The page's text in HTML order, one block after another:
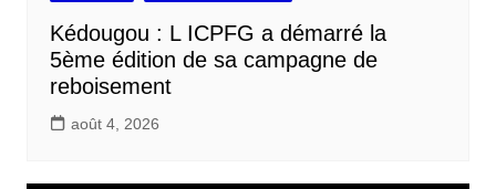
Kédougou : L ICPFG a démarré la
5ème édition de sa campagne de
reboisement
août 4, 2026